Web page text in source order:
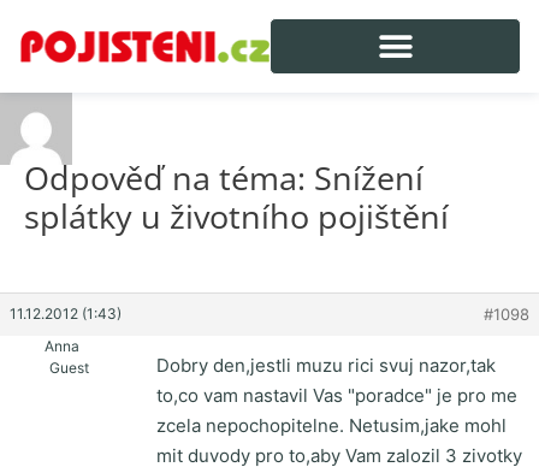
Odpověď na téma: Snížení
splátky u životního pojištění
11.12.2012 (1:43) #1098
Anna
Guest
Dobry den,jestli muzu rici svuj nazor,tak
to,co vam nastavil Vas "poradce" je pro me
zcela nepochopitelne. Netusim,jake mohl
mit duvody pro to,aby Vam zalozil 3 zivotky